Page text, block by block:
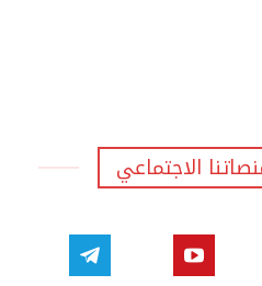
الاجتماعي